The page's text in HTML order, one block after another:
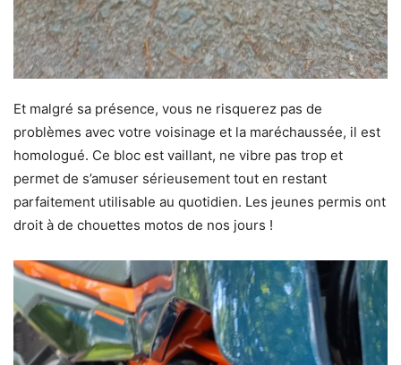
Et malgré sa présence, vous ne risquerez pas de
problèmes avec votre voisinage et la maréchaussée, il est
homologué. Ce bloc est vaillant, ne vibre pas trop et
permet de s’amuser sérieusement tout en restant
parfaitement utilisable au quotidien. Les jeunes permis ont
droit à de chouettes motos de nos jours !